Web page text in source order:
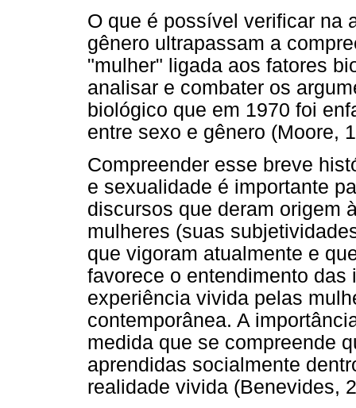
O que é possível verificar na
gênero ultrapassam a
"mulher" ligada aos fatores
analisar e combater os
biológico que em 1970 foi
entre sexo e gênero (Moore,
Compreender esse breve
e sexualidade é importante
discursos que deram origem
mulheres (suas
que vigoram atualmente e
favorece o entendimento
experiência vivida pelas
contemporânea. A
medida que se compreende
aprendidas socialmente
realidade vivida (Benevides,